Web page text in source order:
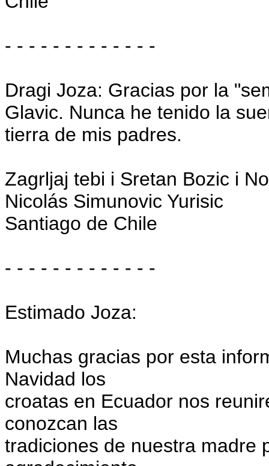
- - - - - - - - - - - - -
Dragi Joza: Gracias por la
Glavic. Nunca he tenido la
tierra de mis padres.
Zagrljaj tebi i Sretan Bozic i
Nicolás Simunovic Yurisic
Santiago de Chile
- - - - - - - - - - - - -
Estimado Joza:
Muchas gracias por esta
Navidad los
croatas en Ecuador nos
conozcan las
tradiciones de nuestra madre